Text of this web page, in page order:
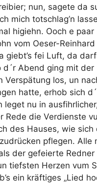
nun, sagete da
mich totschlag’n
higiehn. Ooch e paar
vom Oeser-Reinhard
giebt’s fei Luft, da
d´r Abend ging mit der
Verspätung los, un
hatte, erhob sich
leget nu in
Rede die Verdienste
des Hauses, wie sich
pflegen. Alle
der gefeierte Redner
tiefsten Herzen vum
ein kräftiges „Lied